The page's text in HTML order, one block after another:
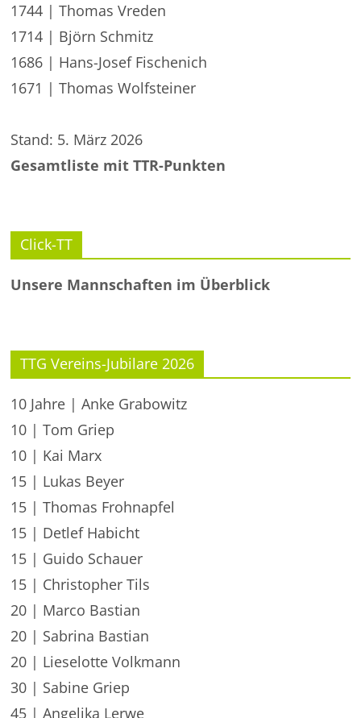
1744 | Thomas Vreden
1714 | Björn Schmitz
1686 | Hans-Josef Fischenich
1671 | Thomas Wolfsteiner
Stand: 5. März 2026
Gesamtliste mit TTR-Punkten
Click-TT
Unsere Mannschaften im Überblick
TTG Vereins-Jubilare 2026
10 Jahre | Anke Grabowitz
10 | Tom Griep
10 | Kai Marx
15 | Lukas Beyer
15 | Thomas Frohnapfel
15 | Detlef Habicht
15 | Guido Schauer
15 | Christopher Tils
20 | Marco Bastian
20 | Sabrina Bastian
20 | Lieselotte Volkmann
30 | Sabine Griep
45 | Angelika Lerwe